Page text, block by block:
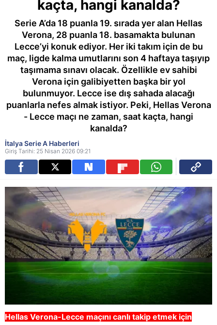
kaçta, hangi kanalda?
Serie A’da 18 puanla 19. sırada yer alan Hellas
Verona, 28 puanla 18. basamakta bulunan
Lecce’yi konuk ediyor. Her iki takım için de bu
maç, ligde kalma umutlarını son 4 haftaya taşıyıp
taşımama sınavı olacak. Özellikle ev sahibi
Verona için galibiyetten başka bir yol
bulunmuyor. Lecce ise dış sahada alacağı
puanlarla nefes almak istiyor. Peki, Hellas Verona
- Lecce maçı ne zaman, saat kaçta, hangi
kanalda?
İtalya Serie A Haberleri
Giriş Tarihi: 25 Nisan 2026 09:21
Hellas Verona-Lecce maçını canlı takip etmek için